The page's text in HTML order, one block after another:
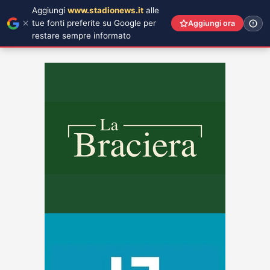
Aggiungi www.stadionews.it alle
tue fonti preferite su Google per
restare sempre informato
Aggiungi ora